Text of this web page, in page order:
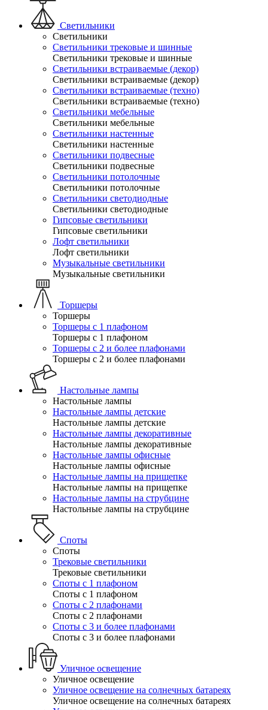
Светильники
Светильники
Светильники трековые и шинные
Светильники трековые и шинные
Светильники встраиваемые (декор)
Светильники встраиваемые (декор)
Светильники встраиваемые (техно)
Светильники встраиваемые (техно)
Светильники мебельные
Светильники мебельные
Светильники настенные
Светильники настенные
Светильники подвесные
Светильники подвесные
Светильники потолочные
Светильники потолочные
Светильники светодиодные
Светильники светодиодные
Гипсовые светильники
Гипсовые светильники
Лофт светильники
Лофт светильники
Музыкальные светильники
Музыкальные светильники
Торшеры
Торшеры
Торшеры с 1 плафоном
Торшеры с 1 плафоном
Торшеры с 2 и более плафонами
Торшеры с 2 и более плафонами
Настольные лампы
Настольные лампы
Настольные лампы детские
Настольные лампы детские
Настольные лампы декоративные
Настольные лампы декоративные
Настольные лампы офисные
Настольные лампы офисные
Настольные лампы на прищепке
Настольные лампы на прищепке
Настольные лампы на струбцине
Настольные лампы на струбцине
Споты
Споты
Трековые светильники
Трековые светильники
Споты с 1 плафоном
Споты с 1 плафоном
Споты с 2 плафонами
Споты с 2 плафонами
Споты с 3 и более плафонами
Споты с 3 и более плафонами
Уличное освещение
Уличное освещение
Уличное освещение на солнечных батареях
Уличное освещение на солнечных батареях